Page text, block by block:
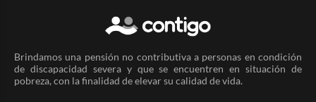
Brindamos una pensión no contributiva a personas en condición
de discapacidad severa y que se encuentren en situación de
pobreza, con la finalidad de elevar su calidad de vida.